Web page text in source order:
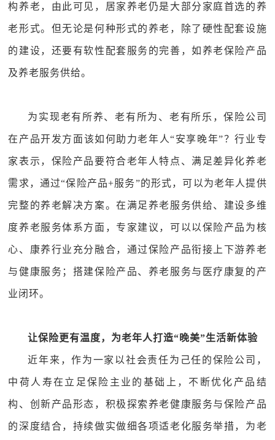
构养老，由此可见，居家养老仍是大部分家庭首选的养
老形式。但无论是何种形式的养老，除了硬性配套设施
的建设，还要有软性配套服务的完善，如养老保险产品
及养老服务供给。
为实现老有所养、老有所为、老有所乐，保险公司
在产品开发方面该如何助力老年人“安享晚年”？行业专
家表示，保险产品要符合老年人特点、满足差异化养老
需求，通过“保险产品+服务”的形式，可以为老年人提供
完整的养老解决方案。在满足养老服务供给、建设多维
度养老服务体系方面，专家建议，可以以保险产品为核
心、康养行业充分融合，通过保险产品衔接上下游养老
与健康服务；搭建保险产品、养老服务与医疗康复的产
业闭环。
让保险更有温度，为老年人打造“晚美”生活新体验
近年来，作为一家以社会责任为己任的保险公司，
中荷人寿在立足保险主业的基础上，不断优化产品结
构、创新产品形态，积极探索养老健康服务与保险产品
的深度结合，持续做实做细各项适老化服务举措，为老